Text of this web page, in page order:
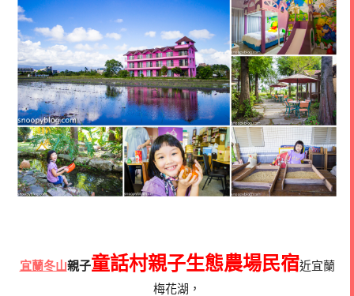
宜蘭冬山親子童話村親子生態農場民宿近宜蘭
梅花湖，